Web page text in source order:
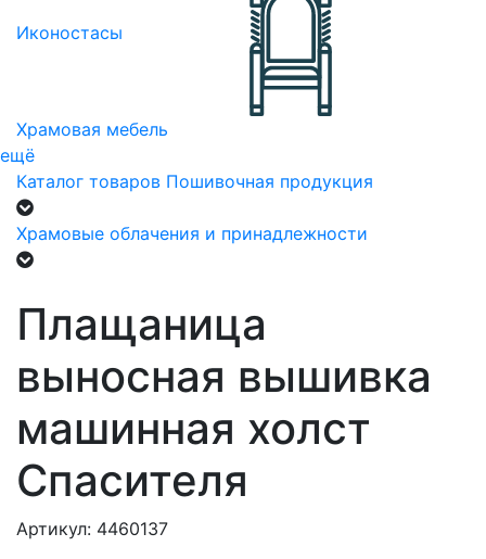
Иконостасы
Храмовая мебель
ещё
Каталог товаров Пошивочная продукция
Храмовые облачения и принадлежности
Плащаница
выносная вышивка
машинная холст
Спасителя
Артикул: 4460137